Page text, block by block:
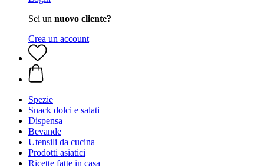
Sei un nuovo cliente?
Crea un account
Spezie
Snack dolci e salati
Dispensa
Bevande
Utensili da cucina
Prodotti asiatici
Ricette fatte in casa